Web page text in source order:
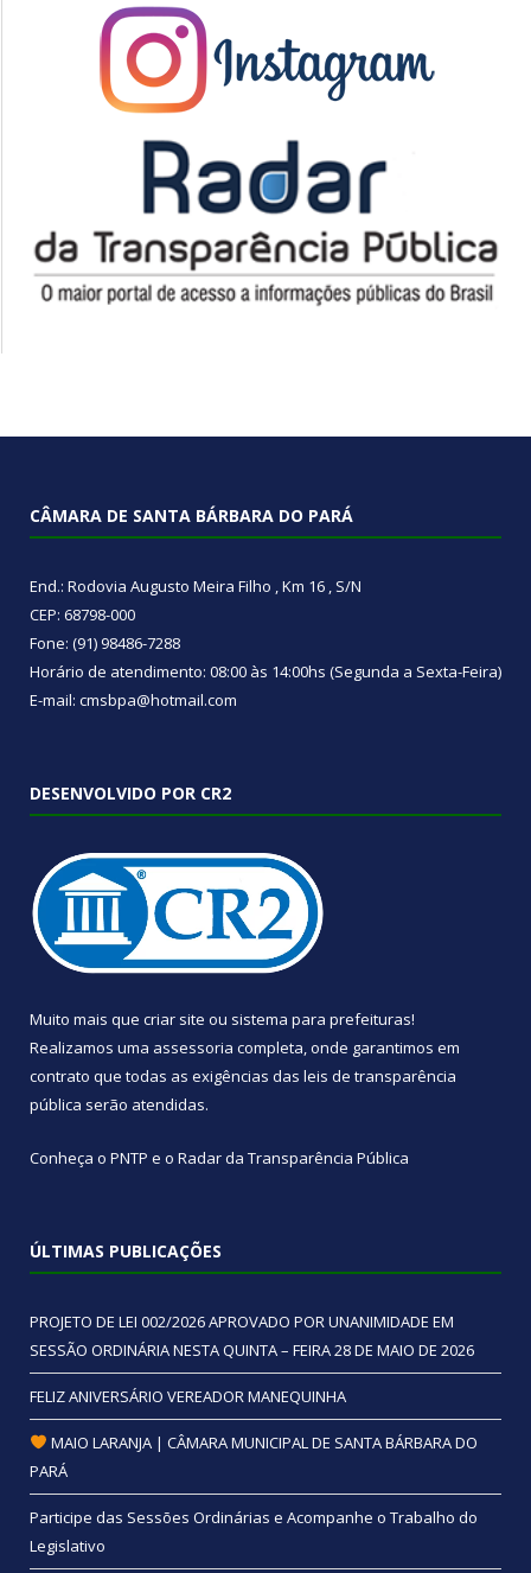
CÂMARA DE SANTA BÁRBARA DO PARÁ
End.: Rodovia Augusto Meira Filho , Km 16 , S/N
CEP: 68798-000
Fone: (91) 98486-7288
Horário de atendimento: 08:00 às 14:00hs (Segunda a Sexta-Feira)
E-mail: cmsbpa@hotmail.com
DESENVOLVIDO POR CR2
Muito mais que criar site ou sistema para prefeituras!
Realizamos uma assessoria completa, onde garantimos em
contrato que todas as exigências das leis de transparência
pública serão atendidas.
Conheça o PNTP e o Radar da Transparência Pública
ÚLTIMAS PUBLICAÇÕES
PROJETO DE LEI 002/2026 APROVADO POR UNANIMIDADE EM
SESSÃO ORDINÁRIA NESTA QUINTA – FEIRA 28 DE MAIO DE 2026
FELIZ ANIVERSÁRIO VEREADOR MANEQUINHA
MAIO LARANJA | CÂMARA MUNICIPAL DE SANTA BÁRBARA DO
PARÁ
Participe das Sessões Ordinárias e Acompanhe o Trabalho do
Legislativo